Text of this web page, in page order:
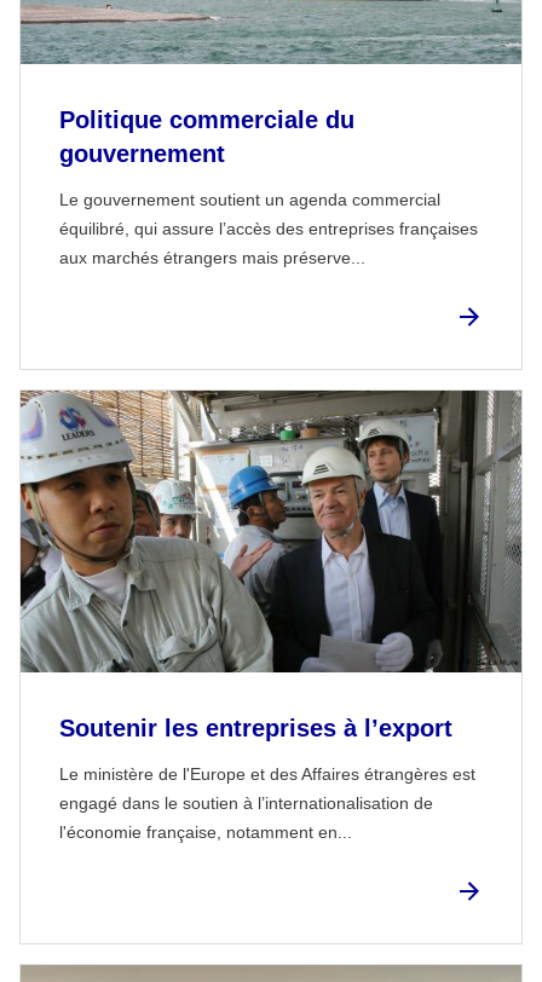
Politique commerciale du
gouvernement
Le gouvernement soutient un agenda commercial
équilibré, qui assure l’accès des entreprises françaises
aux marchés étrangers mais préserve...
Soutenir les entreprises à l’export
Le ministère de l'Europe et des Affaires étrangères est
engagé dans le soutien à l’internationalisation de
l'économie française, notamment en...